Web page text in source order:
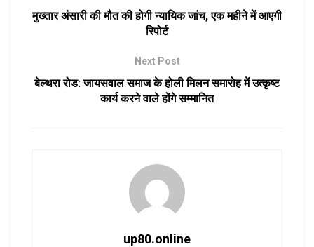
मुख्तार अंसारी की मौत की होगी न्यायिक जांच, एक महीने में आएगी
रिपोर्ट
Next Post
बेल्थरा रोड: जायसवाल समाज के होली मिलन समारोह में उत्कृष्ट
कार्य करने वाले होंगे सम्मानित
up80.online